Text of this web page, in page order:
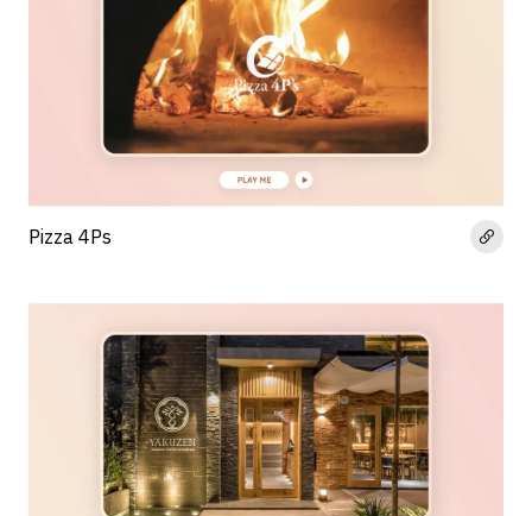
Pizza 4Ps